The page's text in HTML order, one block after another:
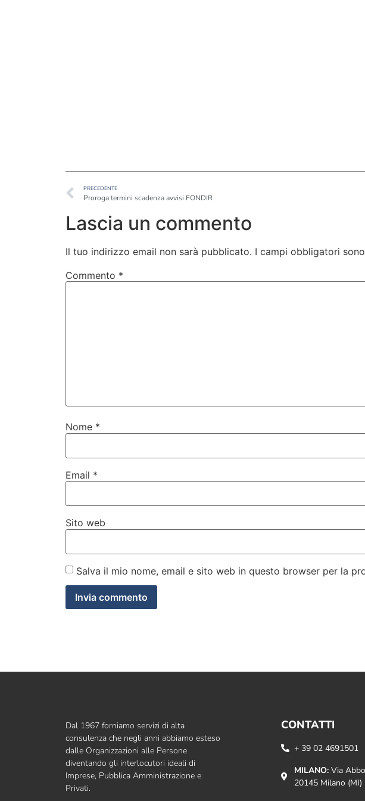
PRECEDENTE
Proroga termini scadenza avvisi FONDIR
Lascia un commento
Il tuo indirizzo email non sarà pubblicato. I campi obbligatori
Commento *
Nome *
Email *
Sito web
Salva il mio nome, email e sito web in questo browser per la
Dal 1967 forniamo servizi di alta
consulenza che negli anni abbiamo esteso
dalle Organizzazioni alle Persone
diventando gli interlocutori ideali di
Imprese, Pubblica Amministrazione e
Privati.
CONTATTI
+ 39 02 4691501
MILANO: Via
20145 Milano (MI)